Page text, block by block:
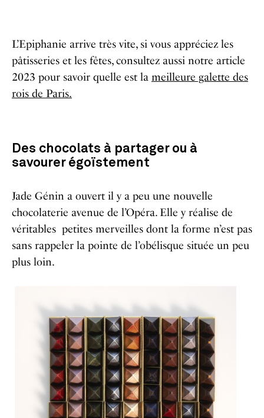
L’Epiphanie arrive très vite, si vous appréciez les
pâtisseries et les fêtes, consultez aussi notre article
2023 pour savoir quelle est la meilleure galette des
rois de Paris.
Des chocolats à partager ou à
savourer égoïstement
Jade Génin a ouvert il y a peu une nouvelle
chocolaterie avenue de l’Opéra. Elle y réalise de
véritables petites merveilles dont la forme n’est pas
sans rappeler la pointe de l’obélisque située un peu
plus loin.